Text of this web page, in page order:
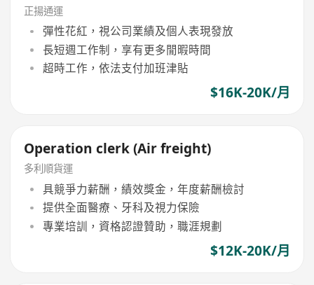
正揚通運
彈性花紅，視公司業績及個人表現發放
長短週工作制，享有更多閒暇時間
超時工作，依法支付加班津貼
$16K-20K/月
Operation clerk (Air freight)
多利順貨運
具競爭力薪酬，績效獎金，年度薪酬檢討
提供全面醫療、牙科及視力保險
專業培訓，資格認證贊助，職涯規劃
$12K-20K/月